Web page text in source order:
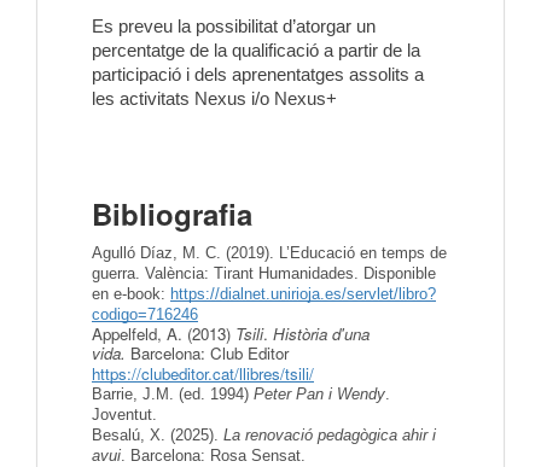
Es preveu la possibilitat d’atorgar un
percentatge de la qualificació a partir de la
participació i dels aprenentatges assolits a
les activitats Nexus i/o Nexus+
Bibliografia
Agulló Díaz, M. C. (2019). L’Educació en temps de
guerra. València: Tirant Humanidades. Disponible
en e-book: https://dialnet.unirioja.es/servlet/libro?
codigo=716246
Appelfeld, A. (2013) Tsili. Història d'una
vida. Barcelona: Club Editor
https://clubeditor.cat/llibres/tsili/
Barrie, J.M. (ed. 1994) Peter Pan i Wendy.
Joventut.
Besalú, X. (2025). La renovació pedagògica ahir i
avui. Barcelona: Rosa Sensat.